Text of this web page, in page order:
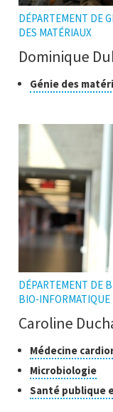
DÉPARTEMENT DE
DES MATÉRIAUX
Dominique
Classe
Génie des
DÉPARTEMENT DE
BIO-INFORMATIQUE
Caroline
Classes
de
recherche
Médecine
Microbiologie
Santé publique